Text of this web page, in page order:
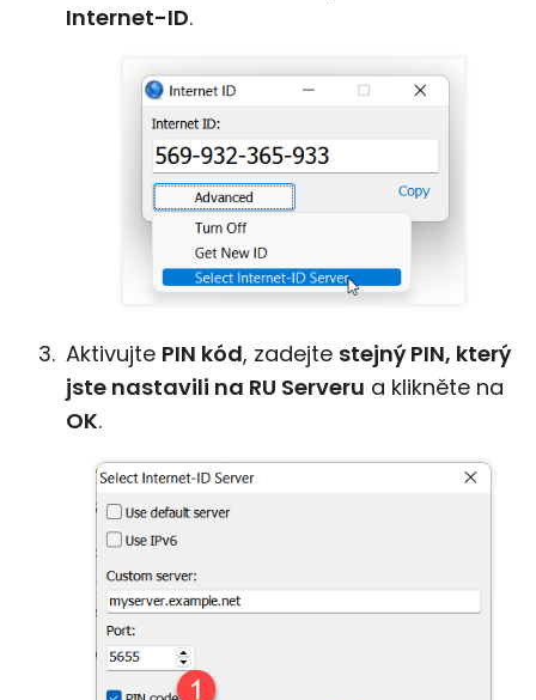
Internet-ID.
Aktivujte PIN kód, zadejte stejný PIN, který
jste nastavili na RU Serveru a klikněte na
OK.